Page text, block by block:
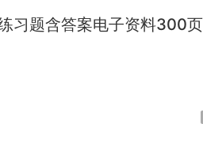
习题含答案电子资料300页